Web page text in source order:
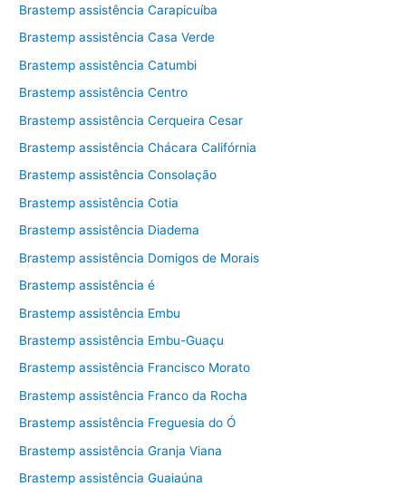
Brastemp assistência Carapicuíba
Brastemp assistência Casa Verde
Brastemp assistência Catumbi
Brastemp assistência Centro
Brastemp assistência Cerqueira Cesar
Brastemp assistência Chácara Califórnia
Brastemp assistência Consolação
Brastemp assistência Cotia
Brastemp assistência Diadema
Brastemp assistência Domigos de Morais
Brastemp assistência é
Brastemp assistência Embu
Brastemp assistência Embu-Guaçu
Brastemp assistência Francisco Morato
Brastemp assistência Franco da Rocha
Brastemp assistência Freguesia do Ó
Brastemp assistência Granja Viana
Brastemp assistência Guaiaúna